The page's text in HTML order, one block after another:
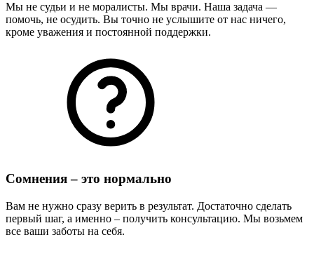
Мы не судьи и не моралисты. Мы врачи. Наша задача —
помочь, не осудить. Вы точно не услышите от нас ничего,
кроме уважения и постоянной поддержки.
Сомнения – это нормально
Вам не нужно сразу верить в результат. Достаточно сделать
первый шаг, а именно – получить консультацию. Мы возьмем
все ваши заботы на себя.